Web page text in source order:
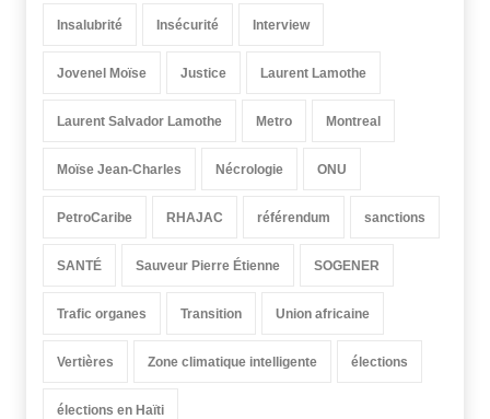
Insalubrité Insécurité Interview
Jovenel Moïse Justice Laurent Lamothe
Laurent Salvador Lamothe Metro Montreal
Moïse Jean-Charles Nécrologie ONU
PetroCaribe RHAJAC référendum sanctions
SANTÉ Sauveur Pierre Étienne SOGENER
Trafic organes Transition Union africaine
Vertières Zone climatique intelligente élections
élections en Haïti